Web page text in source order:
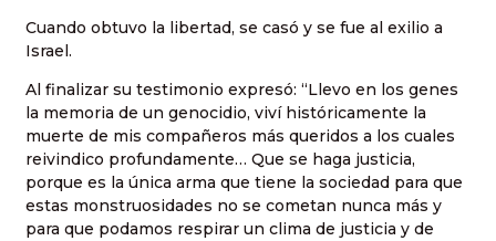
Cuando obtuvo la libertad, se casó y se fue al exilio a
Israel.
Al finalizar su testimonio expresó: “Llevo en los genes
la memoria de un genocidio, viví históricamente la
muerte de mis compañeros más queridos a los cuales
reivindico profundamente… Que se haga justicia,
porque es la única arma que tiene la sociedad para que
estas monstruosidades no se cometan nunca más y
para que podamos respirar un clima de justicia y de